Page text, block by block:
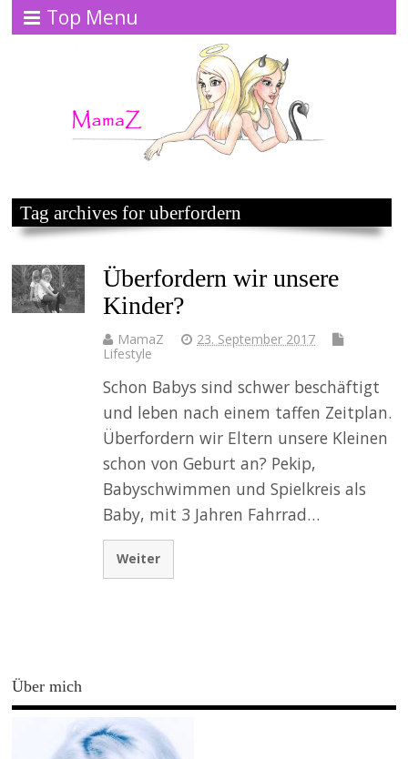
Top Menu
Tag archives for uberfordern
Überfordern wir unsere
Kinder?
MamaZ
23. September 2017
Lifestyle
Schon Babys sind schwer beschäftigt
und leben nach einem taffen Zeitplan.
Überfordern wir Eltern unsere Kleinen
schon von Geburt an? Pekip,
Babyschwimmen und Spielkreis als
Baby, mit 3 Jahren Fahrrad…
Weiter
Über mich